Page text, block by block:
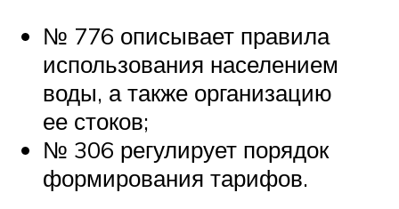
№ 776 описывает правила
использования населением
воды, а также организацию
ее стоков;
№ 306 регулирует порядок
формирования тарифов.